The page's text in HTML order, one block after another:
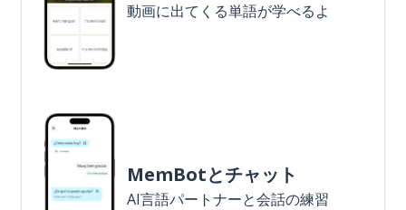
動画に出てくる単語が学べるよ
MemBotとチャット
AI言語パートナーと会話の練習